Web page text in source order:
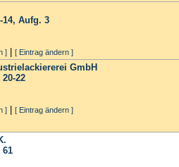
14, Aufg. 3
] [ Eintrag ändern ]
GmbH
22
] [ Eintrag ändern ]
61